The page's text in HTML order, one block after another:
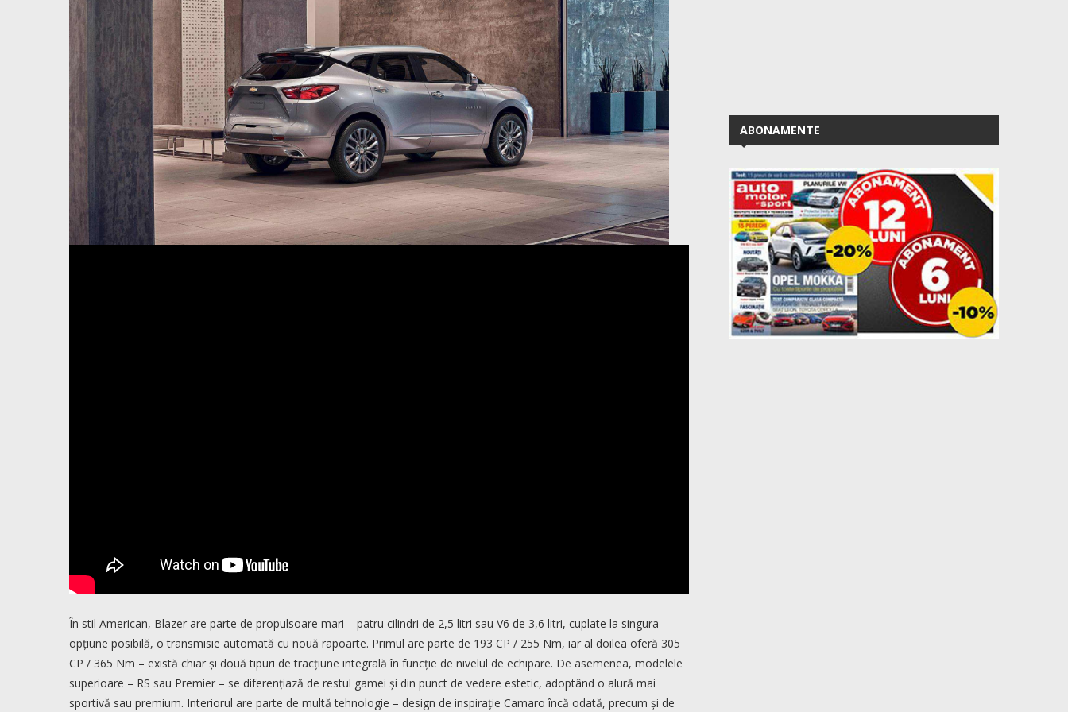
În stil American, Blazer are parte de propulsoare mari – patru cilindri de 2,5 litri sau V6 de 3,6 litri, cuplate la singura
opțiune posibilă, o transmisie automată cu nouă rapoarte. Primul are parte de 193 CP / 255 Nm, iar al doilea oferă 305
CP / 365 Nm – există chiar și două tipuri de tracțiune integrală în funcție de nivelul de echipare. De asemenea, modelele
superioare – RS sau Premier – se diferențiază de restul gamei și din punct de vedere estetic, adoptând o alură mai
sportivă sau premium. Interiorul are parte de multă tehnologie – design de inspirație Camaro încă odată, precum și de
ABONAMENTE